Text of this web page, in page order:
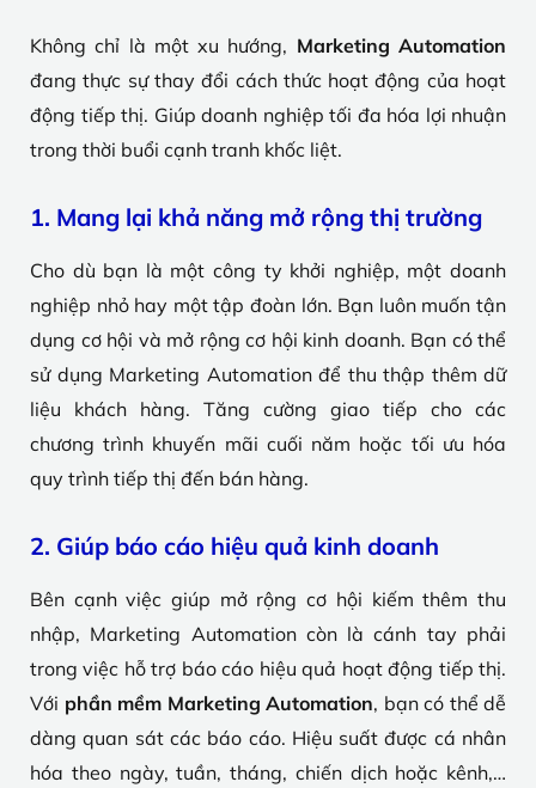
Không chỉ là một xu hướng, Marketing Automation
đang thực sự thay đổi cách thức hoạt động của hoạt
động tiếp thị. Giúp doanh nghiệp tối đa hóa lợi nhuận
trong thời buổi cạnh tranh khốc liệt.
1. Mang lại khả năng mở rộng thị trường
Cho dù bạn là một công ty khởi nghiệp, một doanh
nghiệp nhỏ hay một tập đoàn lớn. Bạn luôn muốn tận
dụng cơ hội và mở rộng cơ hội kinh doanh. Bạn có thể
sử dụng Marketing Automation để thu thập thêm dữ
liệu khách hàng. Tăng cường giao tiếp cho các
chương trình khuyến mãi cuối năm hoặc tối ưu hóa
quy trình tiếp thị đến bán hàng.
2. Giúp báo cáo hiệu quả kinh doanh
Bên cạnh việc giúp mở rộng cơ hội kiếm thêm thu
nhập, Marketing Automation còn là cánh tay phải
trong việc hỗ trợ báo cáo hiệu quả hoạt động tiếp thị.
Với phần mềm Marketing Automation, bạn có thể dễ
dàng quan sát các báo cáo. Hiệu suất được cá nhân
hóa theo ngày, tuần, tháng, chiến dịch hoặc kênh,…